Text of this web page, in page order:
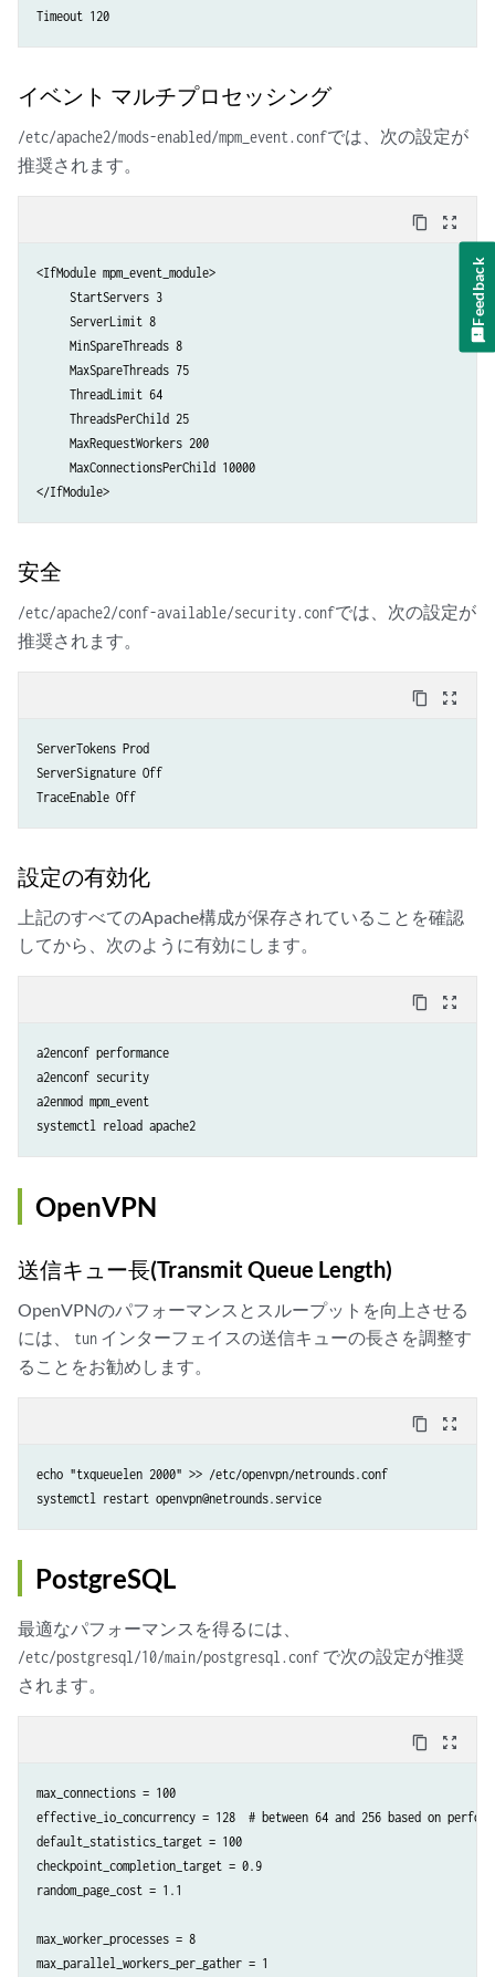
Timeout 120
イベント マルチプロセッシング
/etc/apache2/mods-enabled/mpm_event.confでは、次の設定が
推奨されます。
content_copy zoom_out_map
<IfModule mpm_event_module>
     StartServers 3
     ServerLimit 8
     MinSpareThreads 8
     MaxSpareThreads 75
     ThreadLimit 64
     ThreadsPerChild 25
     MaxRequestWorkers 200
     MaxConnectionsPerChild 10000
</IfModule>
安全
/etc/apache2/conf-available/security.confでは、次の設定が
推奨されます。
content_copy zoom_out_map
ServerTokens Prod
ServerSignature Off
TraceEnable Off
設定の有効化
上記のすべてのApache構成が保存されていることを確認
してから、次のように有効にします。
content_copy zoom_out_map
a2enconf performance
a2enconf security
a2enmod mpm_event
systemctl reload apache2
OpenVPN
送信キュー長(Transmit Queue Length)
OpenVPNのパフォーマンスとスループットを向上させる
には、
tun インターフェイスの送信キューの長さを調整す
ることをお勧めします。
content_copy zoom_out_map
echo "txqueuelen 2000" >> /etc/openvpn/netrounds.conf
systemctl restart openvpn@netrounds.service
PostgreSQL
最適なパフォーマンスを得るには、
/etc/postgresql/10/main/postgresql.conf で次の設定が推奨
されます。
content_copy zoom_out_map
max_connections = 100
effective_io_concurrency = 128  # between 64 and 256 based on
default_statistics_target = 100
checkpoint_completion_target = 0.9
random_page_cost = 1.1
max_worker_processes = 8
max_parallel_workers_per_gather = 1
Feedback